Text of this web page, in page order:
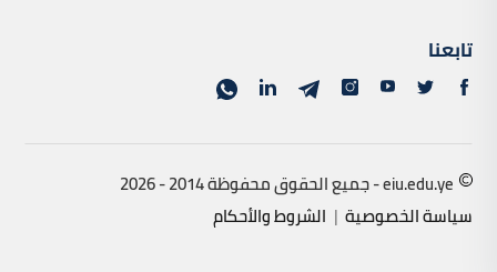
تابعنا
eiu.edu.ye - جميع الحقوق محفوظة 2014 - 2026
سياسة الخصوصية | الشروط والأحكام